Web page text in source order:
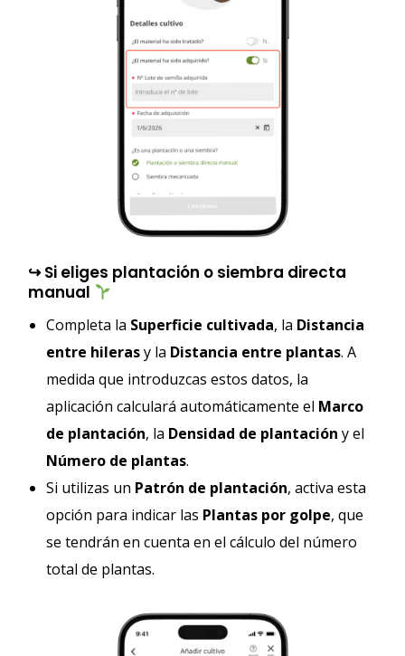
↪︎ Si eliges plantación o siembra directa
manual
Completa la Superficie cultivada, la Distancia
entre hilerasy la Distancia entre plantas. A
medida que introduzcas estos datos, la
aplicación calculará automáticamente el Marco
de plantación, la Densidad de plantación y el
Número de plantas.
Si utilizas un Patrón de plantación, activa esta
opción para indicar las Plantas por golpe, que
se tendrán en cuenta en el cálculo del número
total de plantas.